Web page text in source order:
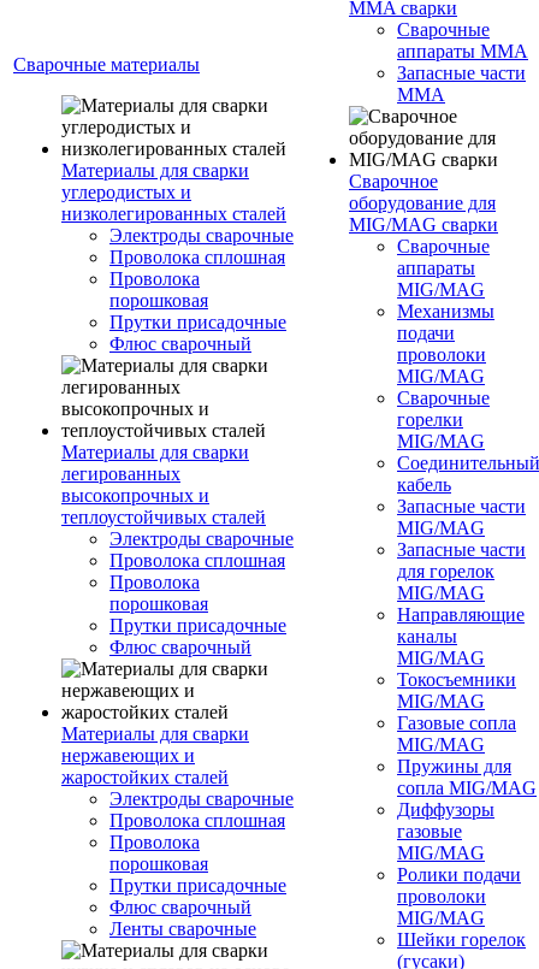
Сварочные материалы
Материалы для сварки
углеродистых и
низколегированных сталей
Электроды сварочные
Проволока сплошная
Проволока
порошковая
Прутки присадочные
Флюс сварочный
Материалы для сварки
легированных
высокопрочных и
теплоустойчивых сталей
Электроды сварочные
Проволока сплошная
Проволока
порошковая
Прутки присадочные
Флюс сварочный
Материалы для сварки
нержавеющих и
жаростойких сталей
Электроды сварочные
Проволока сплошная
Проволока
порошковая
Прутки присадочные
Флюс сварочный
Ленты сварочные
MMA сварки
Сварочные
аппараты MMA
Запасные части
MMA
Сварочное
оборудование для
MIG/MAG сварки
Сварочные
аппараты
MIG/MAG
Механизмы
подачи
проволоки
MIG/MAG
Сварочные
горелки
MIG/MAG
Соединительный
кабель
Запасные части
MIG/MAG
Запасные части
для горелок
MIG/MAG
Направляющие
каналы
MIG/MAG
Токосъемники
MIG/MAG
Газовые сопла
MIG/MAG
Пружины для
сопла MIG/MAG
Диффузоры
газовые
MIG/MAG
Ролики подачи
проволоки
MIG/MAG
Шейки горелок
(гусаки)